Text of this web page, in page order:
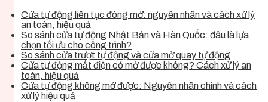
Cửa tự động liên tục đóng mở: nguyên nhân và cách xử lý
an toàn, hiệu quả
So sánh cửa tự động Nhật Bản và Hàn Quốc: đâu là lựa
chọn tối ưu cho công trình?
So sánh cửa trượt tự động và cửa mở quay tự động
Cửa tự động mất điện có mở được không? Cách xử lý an
toàn, hiệu quả
Cửa tự động không mở được: Nguyên nhân chính và cách
xử lý hiệu quả